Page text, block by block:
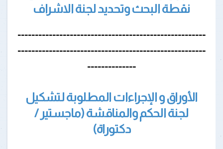
نقطة البحث وتحديد لجنة الاشراف
------------------------------------------------------
------------------------------------------------------
--------------
الأوراق و الإجراءات المطلوبة لتشكيل
لجنة الحكم والمناقشة (ماجستير /
دكتوراة)